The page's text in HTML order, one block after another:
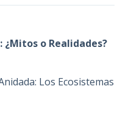
o Realidades?
Los Ecosistemas